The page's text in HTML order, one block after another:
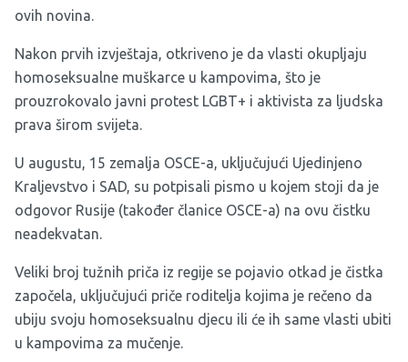
ovih novina.
Nakon prvih izvještaja, otkriveno je da vlasti okupljaju
homoseksualne muškarce u kampovima, što je
prouzrokovalo javni protest LGBT+ i aktivista za ljudska
prava širom svijeta.
U augustu, 15 zemalja OSCE-a, uključujući Ujedinjeno
Kraljevstvo i SAD, su potpisali pismo u kojem stoji da je
odgovor Rusije (također članice OSCE-a) na ovu čistku
neadekvatan.
Veliki broj tužnih priča iz regije se pojavio otkad je čistka
započela, uključujući priče roditelja kojima je rečeno da
ubiju svoju homoseksualnu djecu ili će ih same vlasti ubiti
u kampovima za mučenje.